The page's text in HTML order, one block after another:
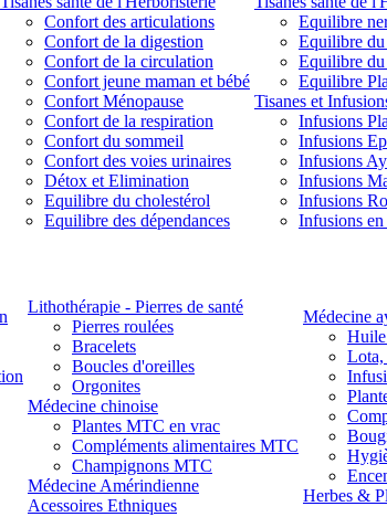
Confort des articulations
Confort de la digestion
Confort de la circulation
Confort jeune maman et bébé
Confort Ménopause
Confort de la respiration
Confort du sommeil
Confort des voies urinaires
Détox et Elimination
Equilibre du cholestérol
Equilibre des dépendances
Equilibre
Equilibre
Equilibre du
Equilibre
Tisanes et
Infusions
Infusions
Infusions
Infusions
Infusions
Infusions en
Lithothérapie - Pierres de santé
Pierres roulées
Bracelets
Boucles d'oreilles
Orgonites
Médecine chinoise
Plantes MTC en vrac
Compléments alimentaires MTC
Champignons MTC
Médecine Amérindienne
Acessoires Ethniques
Médecine
Huile
Lota,
Herbes &